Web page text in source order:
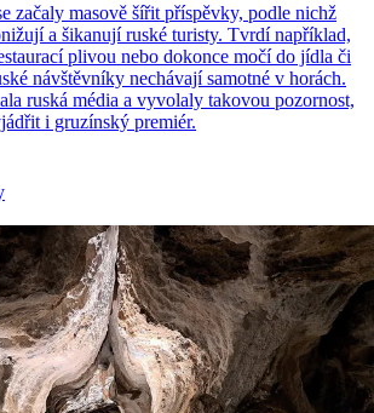
začaly masově šířit příspěvky, podle nichž
a šikanují ruské turisty. Tvrdí například,
plivou nebo dokonce močí do jídla či
návštěvníky nechávají samotné v horách.
ruská média a vyvolaly takovou pozornost,
i gruzínský premiér.